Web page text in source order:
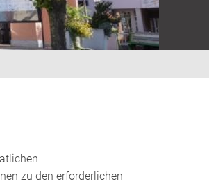
zu den erforderlichen